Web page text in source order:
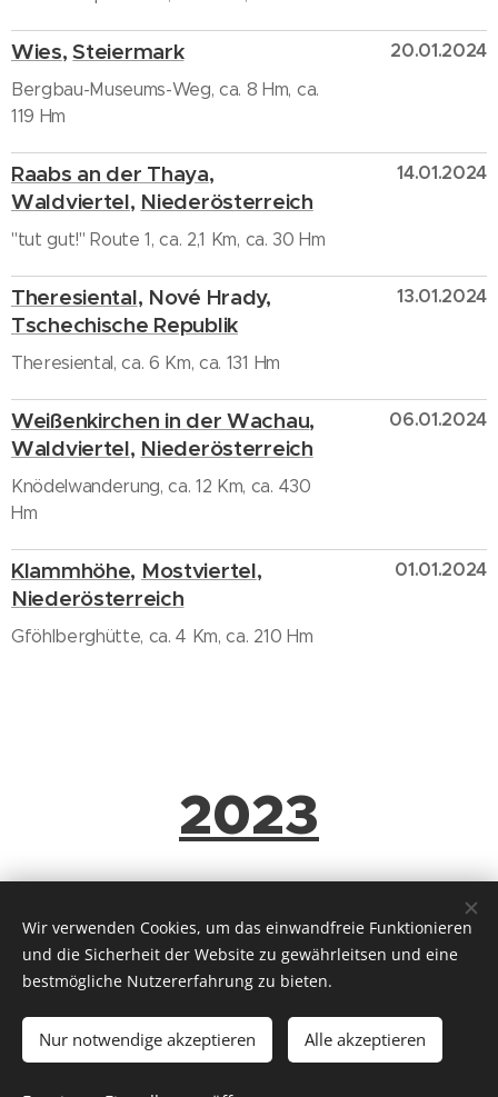
Wies,Steiermark
Bergbau-Museums-Weg, ca. 8 Hm, ca.
119 Hm
20.01.2024
Raabs an der Thaya,
Waldviertel, Niederösterreich
"tut gut!" Route 1, ca. 2,1 Km, ca. 30 Hm
14.01.2024
Theresiental, Nové Hrady,
Tschechische Republik
Theresiental, ca. 6 Km, ca. 131 Hm
13.01.2024
Weißenkirchen in der Wachau,
Waldviertel, Niederösterreich
Knödelwanderung, ca. 12 Km, ca. 430
Hm
06.01.2024
Klammhöhe, Mostviertel,
Niederösterreich
Gföhlberghütte, ca. 4 Km, ca. 210 Hm
01.01.2024
2023
2022
© 2026 ich will wieder raus
Wir verwenden Cookies, um das einwandfreie Funktionieren
und die Sicherheit der Website zu gewährleitsen und eine
bestmögliche Nutzererfahrung zu bieten.
Nur notwendige akzeptieren Alle akzeptieren